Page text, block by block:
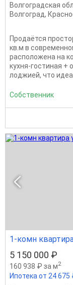
Волгоградская
Волгоград,
Продаётся
кв.м в
расположена на
кухня-гостиная +
лоджией, что
Собственник
1-комн
5 150 000 ₽
160 938 ₽ за м2
Ипотека от 24